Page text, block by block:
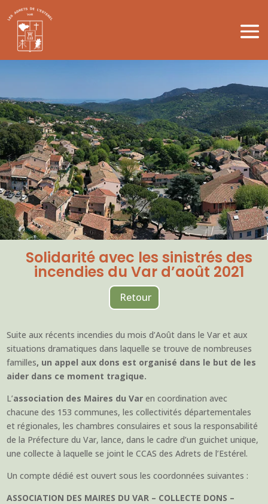
Retour
Solidarité avec les sinistrés des
incendies du Var d’août 2021
Suite aux récents incendies du mois d’Août dans le Var et aux
situations dramatiques dans laquelle se trouve de nombreuses
familles, un appel aux dons est organisé dans le but de les
aider dans ce moment tragique.
L’association des Maires du Varen coordination avec
chacune des 153 communes, les collectivités départementales
et régionales, les chambres consulaires et sous la responsabilité
de la Préfecture du Var, lance, dans le cadre d’un guichet unique,
une collecte à laquelle se joint le CCAS des Adrets de l’Estérel.
Un compte dédié est ouvert sous les coordonnées suivantes :
ASSOCIATION DES MAIRES DU VAR – COLLECTE DONS –